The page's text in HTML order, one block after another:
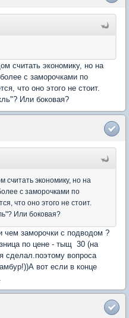
считать экономику, но на
с заморочками по
что оно этого не стоит.
Или боковая?
экономику, но на
с заморочками по
что оно этого не стоит.
Или боковая?
заморочки с подводом ?
по цене - тыщ 30 (на
сделал.поэтому вопроса
вот если в конце